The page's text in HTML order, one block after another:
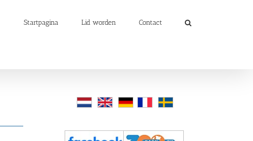
Startpagina Lid worden Contact